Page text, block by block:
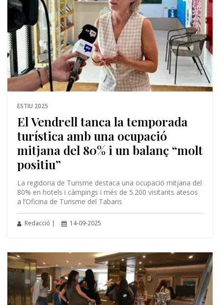
ESTIU 2025
El Vendrell tanca la temporada
turística amb una ocupació
mitjana del 80% i un balanç “molt
positiu”
La regidoria de Turisme destaca una ocupació mitjana del
80% en hotels i càmpings i més de 5.200 visitants atesos
a l’Oficina de Turisme del Tabaris
Redacció | 14-09-2025